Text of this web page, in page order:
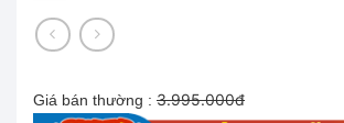
Giá bán thường : 3.995.000đ